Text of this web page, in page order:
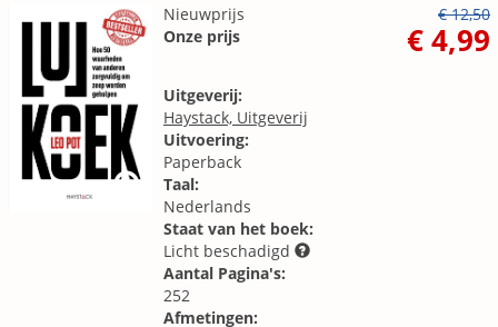
Nieuwprijs
€ 12,50
Onze prijs
€ 4,99
Uitgeverij:
Haystack, Uitgeverij
Uitvoering:
Paperback
Taal:
Nederlands
Staat van het boek:
Licht beschadigd
Aantal Pagina's:
252
Afmetingen: